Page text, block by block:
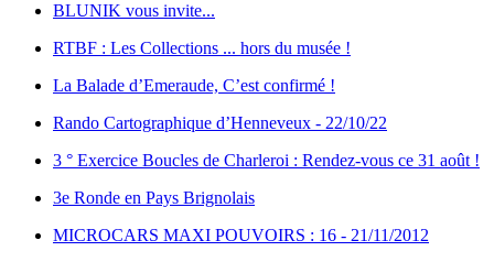
BLUNIK vous invite...
RTBF : Les Collections ... hors du musée !
La Balade d’Emeraude, C’est confirmé !
Rando Cartographique d’Henneveux - 22/10/22
3 ° Exercice Boucles de Charleroi : Rendez-vous ce 31 août !
3e Ronde en Pays Brignolais
MICROCARS MAXI POUVOIRS : 16 - 21/11/2012